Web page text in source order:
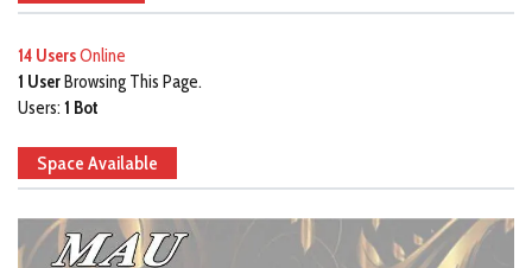
14 UsersOnline
1 UserBrowsing This Page.
Users: 1 Bot
Space Available